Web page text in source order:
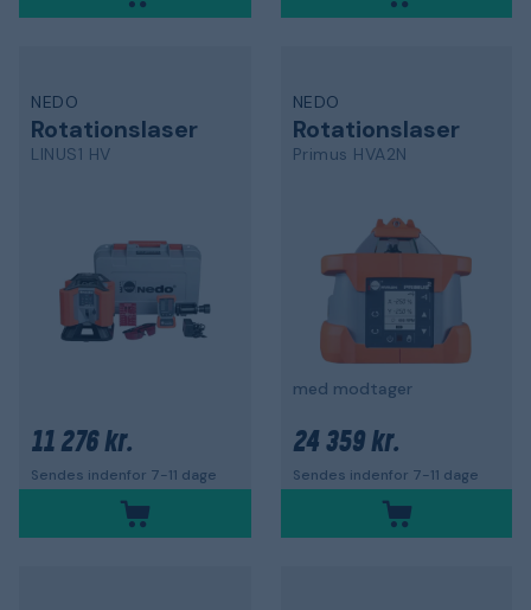
NEDO
Rotationslaser
LINUS1 HV
11 276 kr.
Sendes indenfor 7-11 dage
NEDO
Rotationslaser
Primus HVA2N
med modtager
24 359 kr.
Sendes indenfor 7-11 dage